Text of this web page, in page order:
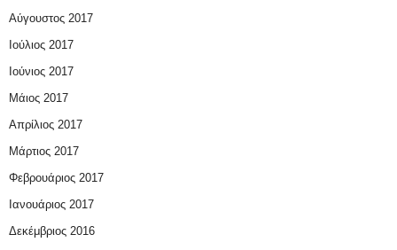
Αύγουστος 2017
Ιούλιος 2017
Ιούνιος 2017
Μάιος 2017
Απρίλιος 2017
Μάρτιος 2017
Φεβρουάριος 2017
Ιανουάριος 2017
Δεκέμβριος 2016